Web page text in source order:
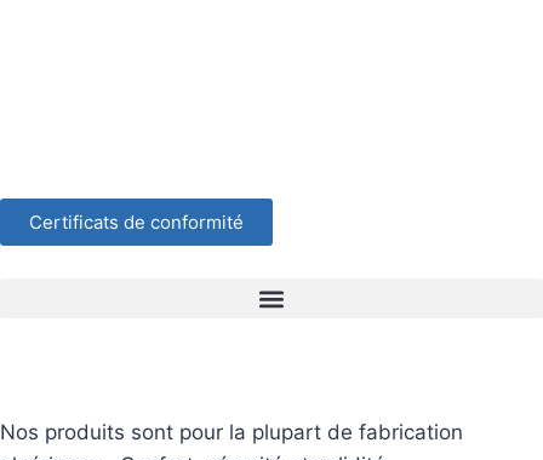
Certificats de conformité
Nos produits sont pour la plupart de fabrication